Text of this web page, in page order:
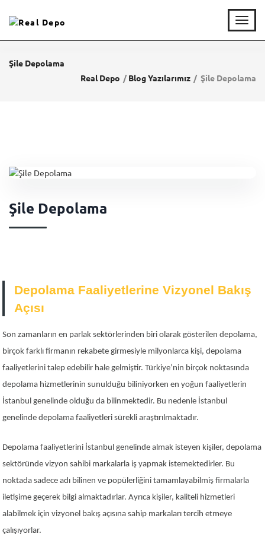
T
o
e
Şile Depolama
Real Depo
Blog Yazılarımız Şile Depolama
Şile Depolama
Depolama Faaliyetlerine Vizyonel Bakış
Açısı
Son zamanların en parlak sektörlerinden biri olarak gösterilen depolama,
birçok farklı firmanın rekabete girmesiyle milyonlarca kişi, depolama
faaliyetlerini talep edebilir hale gelmiştir. Türkiye’nin birçok noktasında
depolama hizmetlerinin sunulduğu biliniyorken en yoğun faaliyetlerin
İstanbul genelinde olduğu da bilinmektedir. Bu nedenle İstanbul
genelinde depolama faaliyetleri sürekli araştırılmaktadır.
Depolama faaliyetlerini İstanbul genelinde almak isteyen kişiler, depolama
sektöründe vizyon sahibi markalarla iş yapmak istemektedirler. Bu
noktada sadece adı bilinen ve popülerliğini tamamlayabilmiş firmalarla
iletişime geçerek bilgi almaktadırlar. Ayrıca kişiler, kaliteli hizmetleri
alabilmek için vizyonel bakış açısına sahip markaları tercih etmeye
çalışıyorlar.